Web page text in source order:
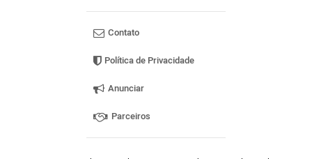
Contato
Política de Privacidade
Anunciar
Parceiros